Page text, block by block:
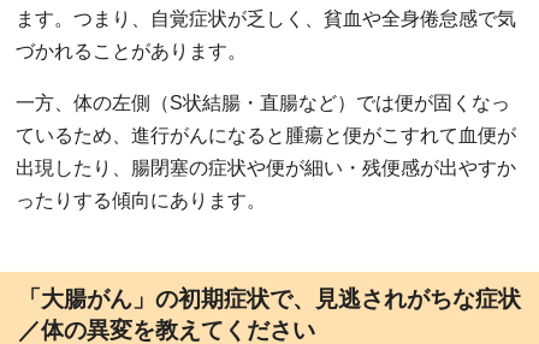
ます。つまり、自覚症状が乏しく、貧血や全身倦怠感で気
づかれることがあります。
一方、体の左側（S状結腸・直腸など）では便が固くなっ
ているため、進行がんになると腫瘍と便がこすれて血便が
出現したり、腸閉塞の症状や便が細い・残便感が出やすか
ったりする傾向にあります。
「大腸がん」の初期症状で、見逃されがちな症状
／体の異変を教えてください